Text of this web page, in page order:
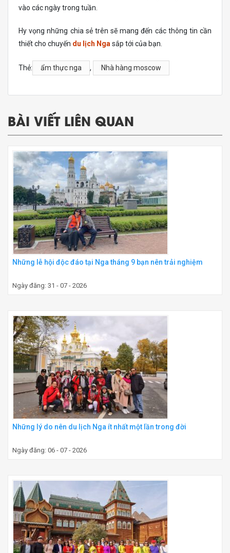
vào các ngày trong tuần.
Hy vọng những chia sẻ trên sẽ mang đến các thông tin cần
thiết cho chuyến du lịch Ngasắp tới của bạn.
Thẻ: ẩm thực nga , Nhà hàng moscow
BÀI VIẾT LIÊN QUAN
Những lễ hội độc đáo tại Nga tháng 9 bạn nên trải nghiệm
Ngày đăng: 31 - 07 - 2026
Những lý do nên du lịch Nga ít nhất một lần trong đời
Ngày đăng: 06 - 07 - 2026